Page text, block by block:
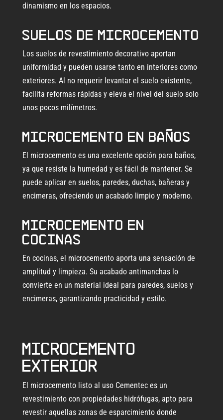
dinamismo en los espacios.
Suelos de microcemento
Los suelos de revestimiento decorativo aportan
uniformidad y pueden usarse tanto en interiores como
exteriores. Al no requerir levantar el suelo existente,
facilita reformas rápidas y eleva el nivel del suelo solo
unos pocos milímetros.
Microcemento en baños
El microcemento es una excelente opción para baños,
ya que resiste la humedad y es fácil de mantener. Se
puede aplicar en suelos, paredes, duchas, bañeras y
encimeras, ofreciendo un acabado limpio y moderno.
Microcemento en
cocinas
En cocinas, el microcemento aporta una sensación de
amplitud y limpieza. Su acabado antimanchas lo
convierte en un material ideal para paredes, suelos y
encimeras, garantizando practicidad y estilo.
Microcemento
exterior
El microcemento listo al uso Cementec es un
revestimiento con propiedades hidrófugas, apto para
revestir aquellas zonas de esparcimiento donde